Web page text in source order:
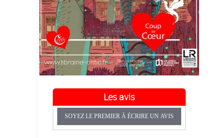
Les avis
SOYEZ LE PREMIER À ÉCRIRE UN AVIS